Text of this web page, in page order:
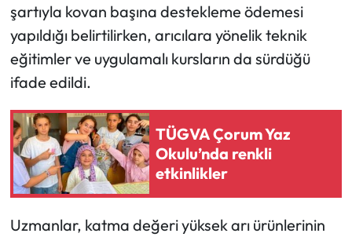
şartıyla kovan başına destekleme ödemesi
yapıldığı belirtilirken, arıcılara yönelik teknik
eğitimler ve uygulamalı kursların da sürdüğü
ifade edildi.
TÜGVA Çorum Yaz
Okulu’nda renkli
etkinlikler
Uzmanlar, katma değeri yüksek arı ürünlerinin